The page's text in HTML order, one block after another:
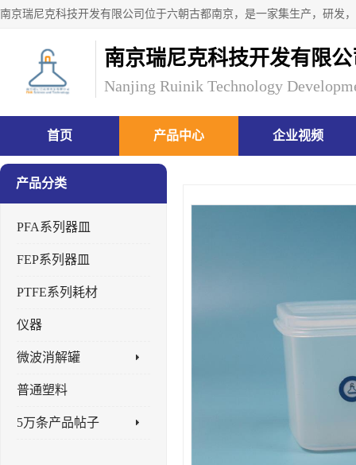
南京瑞尼克科技开发有限
Nanjing Ruinik Technology
首页 产品中心 企业视频
产品分类
PFA系列器皿
FEP系列器皿
PTFE系列耗材
仪器
微波消解罐
普通塑料
5万条产品帖子